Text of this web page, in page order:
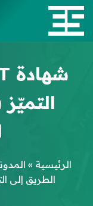
الرئيسية »
الطريق إلى